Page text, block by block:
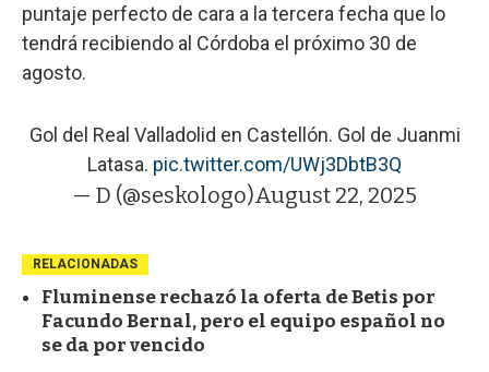
puntaje perfecto de cara a la tercera fecha que lo
tendrá recibiendo al Córdoba el próximo 30 de
agosto.
Gol del Real Valladolid en Castellón. Gol de Juanmi
Latasa. pic.twitter.com/UWj3DbtB3Q
— D (@seskologo)August 22, 2025
RELACIONADAS
Fluminense rechazó la oferta de Betis por
Facundo Bernal, pero el equipo español no
se da por vencido